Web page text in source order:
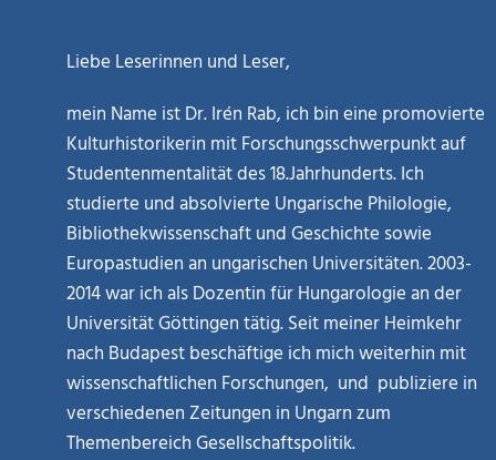
Liebe Leserinnen und Leser,
mein Name ist Dr. Irén Rab, ich bin eine promovierte
Kulturhistorikerin mit Forschungsschwerpunkt auf
Studentenmentalität des 18.Jahrhunderts. Ich
studierte und absolvierte Ungarische Philologie,
Bibliothekwissenschaft und Geschichte sowie
Europastudien an ungarischen Universitäten. 2003-
2014 war ich als Dozentin für Hungarologie an der
Universität Göttingen tätig. Seit meiner Heimkehr
nach Budapest beschäftige ich mich weiterhin mit
wissenschaftlichen Forschungen, und publiziere in
verschiedenen Zeitungen in Ungarn zum
Themenbereich Gesellschaftspolitik.